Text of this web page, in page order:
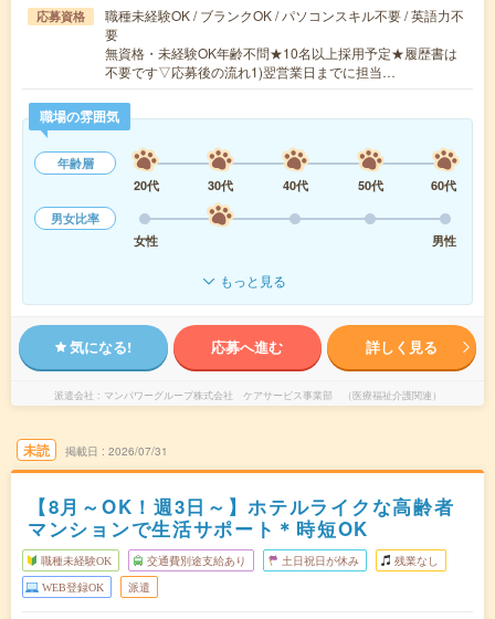
応募資格
職種未経験OK / ブランクOK / パソコンスキル不要 / 英語力不
要
無資格・未経験OK年齢不問★10名以上採用予定★履歴書は
不要です▽応募後の流れ1)翌営業日までに担当…
職場の雰囲気
年齢層
20代
30代 40代 50代
60代
男女比率
女性
男性
もっと見る
気になる! 応募へ進む 詳しく見る
派遣会社 マンパワーグループ株式会社 ケアサービス事業部 （医療福祉介護関連）
未読 掲載日 2026/07/31
【8月～OK！週3日～】ホテルライクな高齢者
マンションで生活サポート＊時短OK
職種未経験OK 交通費別途支給あり 土日祝日が休み 残業なし
WEB登録OK 派遣